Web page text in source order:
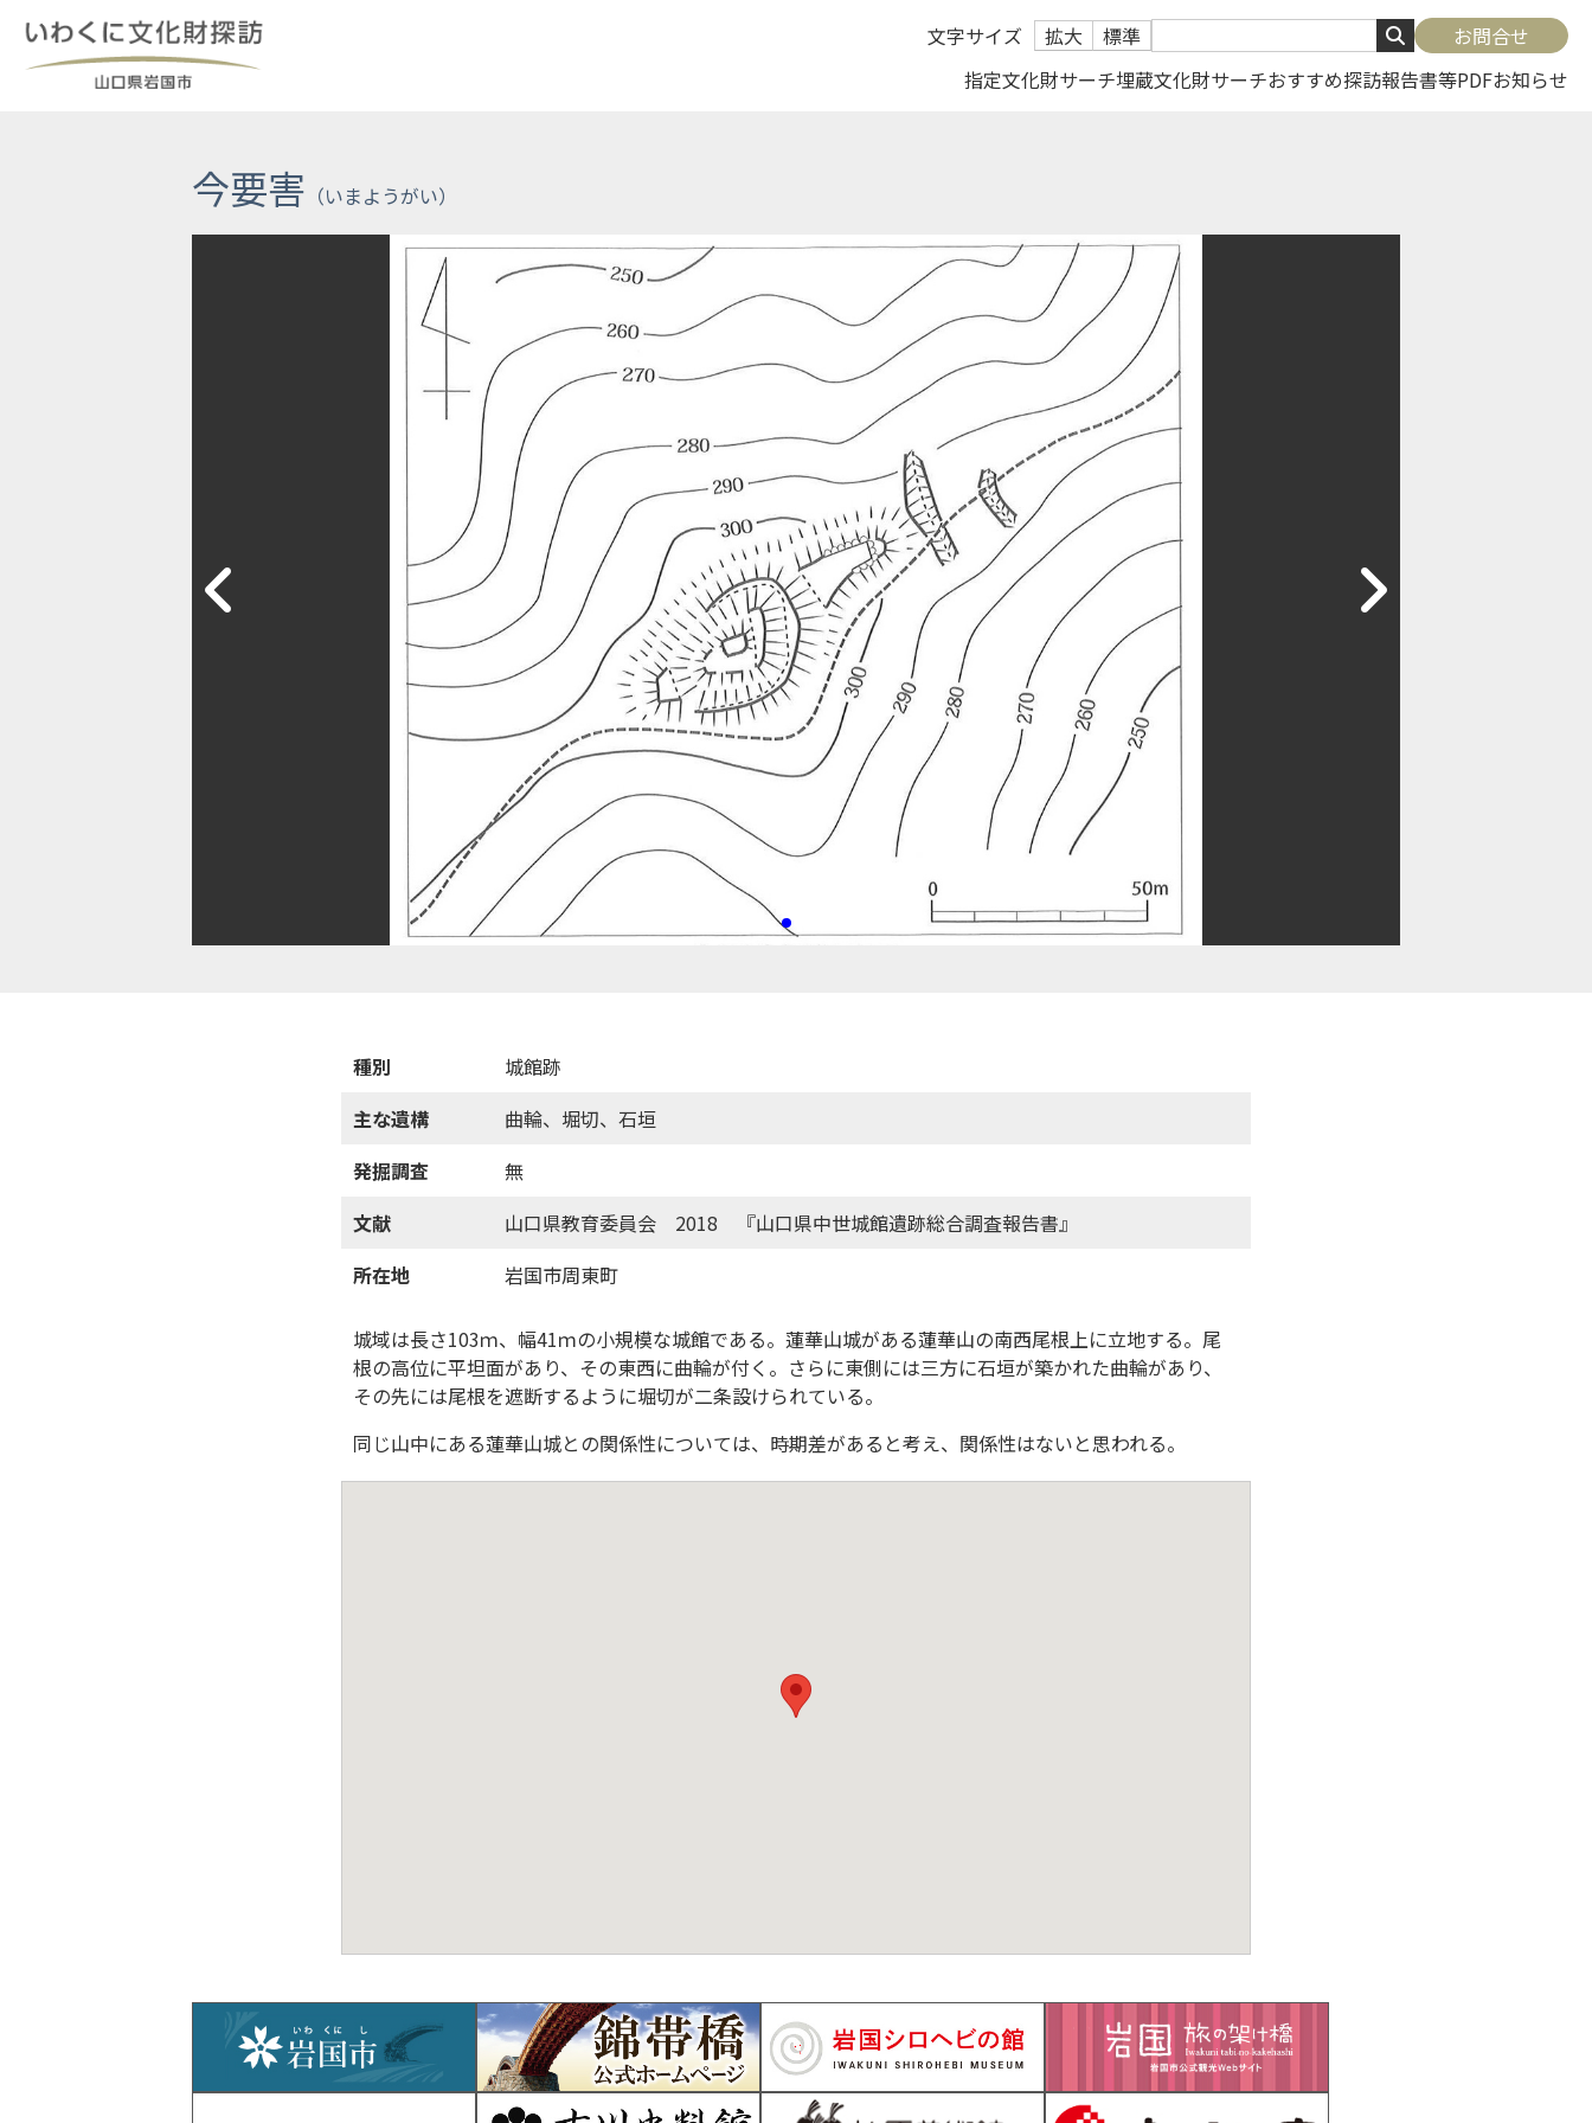
content
文字サイズ 拡大 標準
お問合せ
指定文化財サーチ埋蔵文化財サーチおすすめ探訪報告書等PDFお知らせ
今要害
種別
城館跡
主な遺構
曲輪、堀切、石垣
発掘調査
無
文献
山口県教育委員会 2018 『山口県中世城館遺跡総合調査報告書』
所在地
岩国市周東町
城域は長さ103ｍ、幅41ｍの小規模な城館である。蓮華山城がある蓮華山の南西尾根上に立地する。尾
根の高位に平坦面があり、その東西に曲輪が付く。さらに東側には三方に石垣が築かれた曲輪があり、
その先には尾根を遮断するように堀切が二条設けられている。
同じ山中にある蓮華山城との関係性については、時期差があると考え、関係性はないと思われる。